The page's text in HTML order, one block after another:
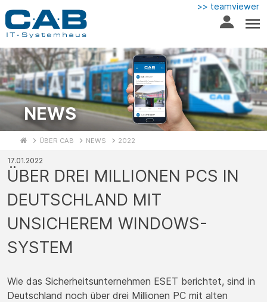
>> teamviewer
NEWS
ÜBER CAB NEWS 2022
17.01.2022
ÜBER DREI MILLIONEN PCS IN
DEUTSCHLAND MIT
UNSICHEREM WINDOWS-
SYSTEM
Wie das Sicherheitsunternehmen ESET berichtet, sind in
Deutschland noch über drei Millionen PC mit alten